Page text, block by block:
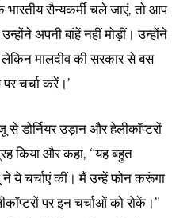
भारतीय सैन्यकर्मी चले जाएं, तो आप
अपनी बांहें नहीं मोड़ीं। उन्होंने
मालदीव की सरकार से बस
चर्चा करें।’
से डोर्नियर उड़ान और हेलीकॉप्टरों
किया और कहा, “यह बहुत
ने ये चर्चाएं कीं। मैं उन्हें फोन करूंगा
पर इन चर्चाओं को रोकें।”